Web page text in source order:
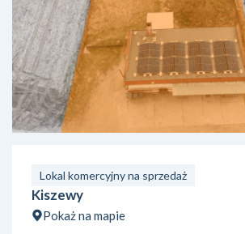
Lokal komercyjny na sprzedaż
Kiszewy
Pokaż na mapie